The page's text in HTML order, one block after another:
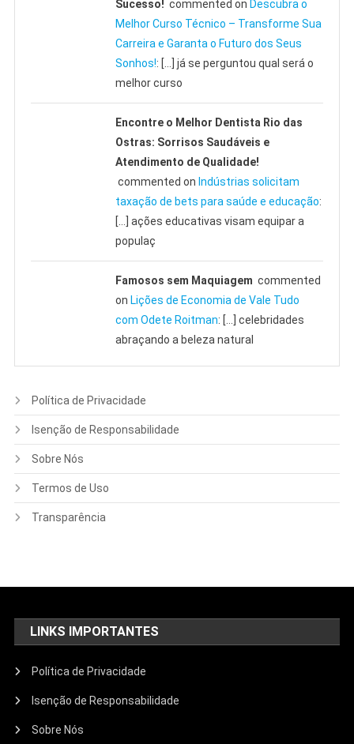
Sucesso! commented on Descubra o
Melhor Curso Técnico – Transforme Sua
Carreira e Garanta o Futuro dos Seus
Sonhos!: […] já se perguntou qual será o
melhor curso
Encontre o Melhor Dentista Rio das
Ostras: Sorrisos Saudáveis e
Atendimento de Qualidade!
commented on Indústrias solicitam
taxação de bets para saúde e educação:
[…] ações educativas visam equipar a
populaç
Famosos sem Maquiagem commented
on Lições de Economia de Vale Tudo
com Odete Roitman: […] celebridades
abraçando a beleza natural
Política de Privacidade
Isenção de Responsabilidade
Sobre Nós
Termos de Uso
Transparência
LINKS IMPORTANTES
Política de Privacidade
Isenção de Responsabilidade
Sobre Nós